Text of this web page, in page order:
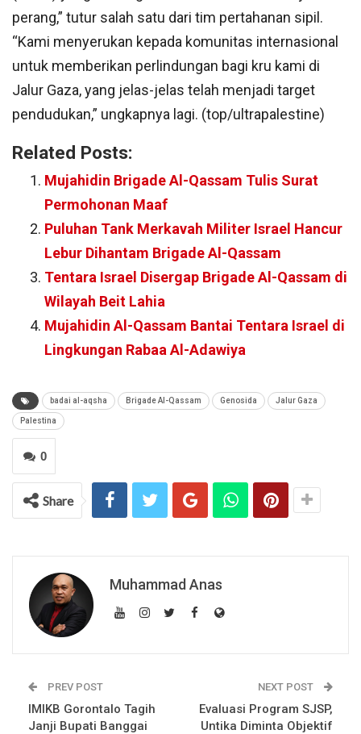
perang,” tutur salah satu dari tim pertahanan sipil.
“Kami menyerukan kepada komunitas internasional
untuk memberikan perlindungan bagi kru kami di
Jalur Gaza, yang jelas-jelas telah menjadi target
pendudukan,” ungkapnya lagi. (top/ultrapalestine)
Related Posts:
Mujahidin Brigade Al-Qassam Tulis Surat
Permohonan Maaf
Puluhan Tank Merkavah Militer Israel Hancur
Lebur Dihantam Brigade Al-Qassam
Tentara Israel Disergap Brigade Al-Qassam di
Wilayah Beit Lahia
Mujahidin Al-Qassam Bantai Tentara Israel di
Lingkungan Rabaa Al-Adawiya
badai al-aqsha Brigade Al-Qassam Genosida Jalur Gaza
Palestina
0
Share
Muhammad Anas
PREV POST
IMIKB Gorontalo Tagih
Janji Bupati Banggai
NEXT POST
Evaluasi Program SJSP,
Untika Diminta Objektif